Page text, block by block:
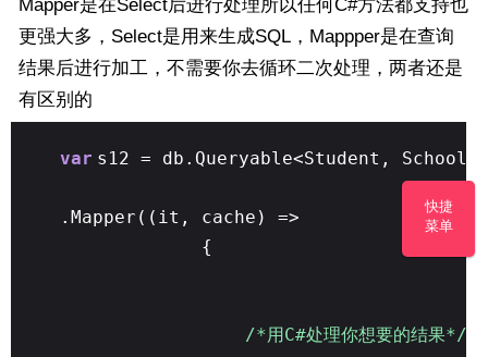
Mapper是在Select后进行处理所以任何C#方法都支持也
更强大多，Select是用来生成SQL，Mappper是在查询
结果后进行加工，不需要你去循环二次处理，两者还是
有区别的
var s12 = db.Queryable<Student,
.Mapper((it, cache) =>
{
/*用C#处理你想要的结果*/
快捷
菜单